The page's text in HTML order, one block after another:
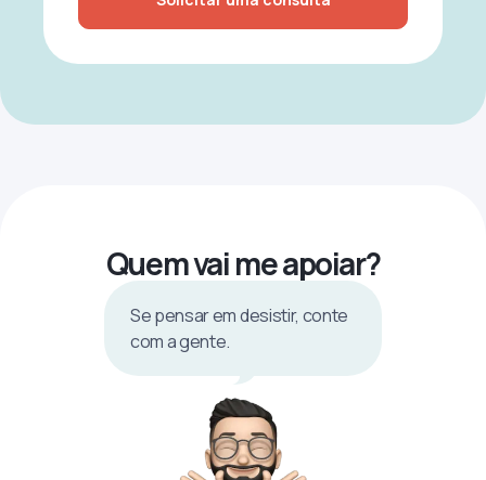
Quem vai me apoiar?
Se pensar em desistir, conte
com a gente.